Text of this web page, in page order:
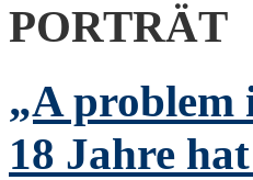
PORTRÄT
„A problem
18 Jahre